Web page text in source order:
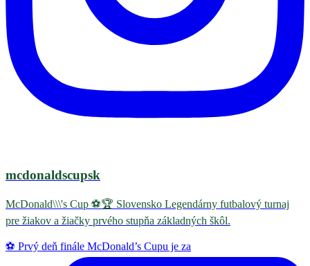
mcdonaldscupsk
McDonald\\\'s Cup ⚽️🏆 Slovensko Legendárny futbalový turnaj
pre žiakov a žiačky prvého stupňa základných škôl.
⚽️ Prvý deň finále McDonald’s Cupu je za